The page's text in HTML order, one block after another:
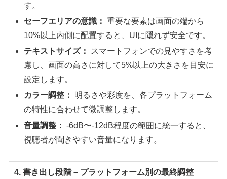
す。
セーフエリアの意識： 重要な要素は画面の端から
10%以上内側に配置すると、UIに隠れず安全です。
テキストサイズ：
スマートフォンでの見やすさを考
慮し、画面の高さに対して5%以上の大きさを目安に
設定します。
カラー調整：
明るさや彩度を、各プラットフォーム
の特性に合わせて微調整します。
音量調整： -6dB〜-12dB程度の範囲に統一すると、
視聴者が聞きやすい音量になります。
4. 書き出し段階 – プラットフォーム別の最終調整